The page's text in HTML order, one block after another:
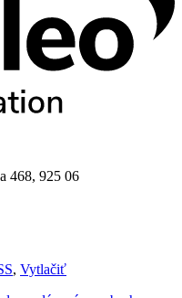
468, 925 06
, Vytlačiť